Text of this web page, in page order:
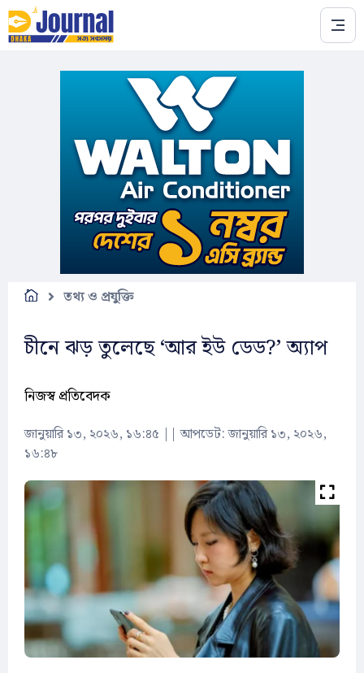
Skip to main content
তথ্য ও প্রযুক্তি
চীনে ঝড় তুলেছে ‘আর ইউ ডেড?’ অ্যাপ
নিজস্ব প্রতিবেদক
জানুয়ারি ১৩, ২০২৬, ১৬:৪৫ ||আপডেট: জানুয়ারি ১৩, ২০২৬,
১৬:৪৮